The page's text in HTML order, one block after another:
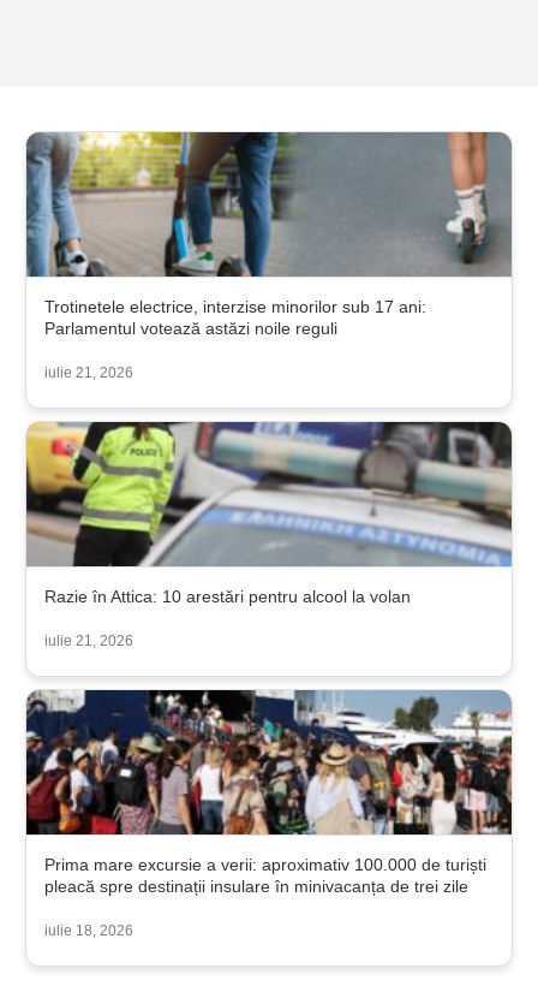
Trotinetele electrice, interzise minorilor sub 17 ani:
Parlamentul votează astăzi noile reguli
iulie 21, 2026
Razie în Attica: 10 arestări pentru alcool la volan
iulie 21, 2026
Prima mare excursie a verii: aproximativ 100.000 de turiști
pleacă spre destinații insulare în minivacanța de trei zile
iulie 18, 2026